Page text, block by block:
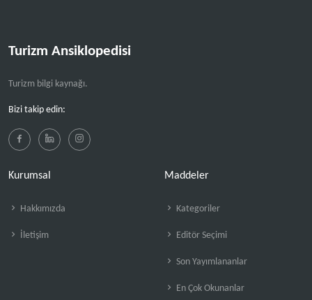
Turizm Ansiklopedisi
Turizm bilgi kaynağı.
Bizi takip edin:
Kurumsal
Hakkımızda
İletişim
Maddeler
Kategoriler
Editör Seçimi
Son Yayımlananlar
En Çok Okunanlar